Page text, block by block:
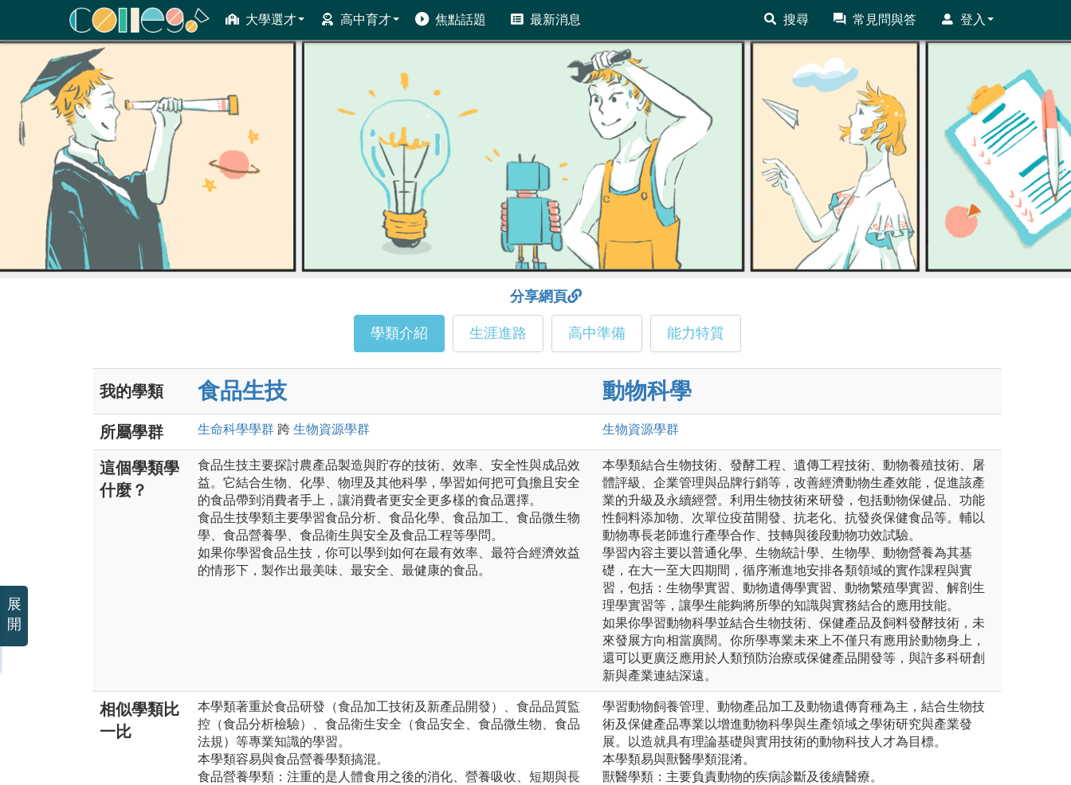
大學選才 高中育才 焦點話題 最新消息 搜尋 常見問與答 登入
ColleGo! 大學選才與高中育才輔助系統
分享網頁
學類介紹 生涯進路 高中準備 能力特質
我的學類 食品生技 動物科學
所屬學群 生命科學學群 跨 生物資源學群 生物資源學群
這個學類學
什麼？
食品生技主要探討農產品製造與貯存的技術、效率、安全性與成品效
益。它結合生物、化學、物理及其他科學，學習如何把可負擔且安全
的食品帶到消費者手上，讓消費者更安全更多樣的食品選擇。
食品生技學類主要學習食品分析、食品化學、食品加工、食品微生物
學、食品營養學、食品衛生與安全及食品工程等學問。
如果你學習食品生技，你可以學到如何在最有效率、最符合經濟效益
的情形下，製作出最美味、最安全、最健康的食品。
本學類結合生物技術、發酵工程、遺傳工程技術、動物養殖技術、屠
體評級、企業管理與品牌行銷等，改善經濟動物生產效能，促進該產
業的升級及永續經營。利用生物技術來研發，包括動物保健品、功能
性飼料添加物、次單位疫苗開發、抗老化、抗發炎保健食品等。輔以
動物專長老師進行產學合作、技轉與後段動物功效試驗。
學習內容主要以普通化學、生物統計學、生物學、動物營養為其基
礎，在大一至大四期間，循序漸進地安排各類領域的實作課程與實
習，包括：生物學實習、動物遺傳學實習、動物繁殖學實習、解剖生
理學實習等，讓學生能夠將所學的知識與實務結合的應用技能。
如果你學習動物科學並結合生物技術、保健產品及飼料發酵技術，未
來發展方向相當廣闊。你所學專業未來上不僅只有應用於動物身上，
還可以更廣泛應用於人類預防治療或保健產品開發等，與許多科研創
新與產業連結深遠。
相似學類比
一比
本學類著重於食品研發（食品加工技術及新產品開發）、食品品質監
控（食品分析檢驗）、食品衛生安全（食品安全、食品微生物、食品
法規）等專業知識的學習。
本學類容易與食品營養學類搞混。
食品營養學類：注重的是人體食用之後的消化、營養吸收、短期與長
學習動物飼養管理、動物產品加工及動物遺傳育種為主，結合生物技
術及保健產品專業以增進動物科學與生產領域之學術研究與產業發
展。以造就具有理論基礎與實用技術的動物科技人才為目標。
本學類易與獸醫學類混淆。
獸醫學類：主要負責動物的疾病診斷及後續醫療。
展
開